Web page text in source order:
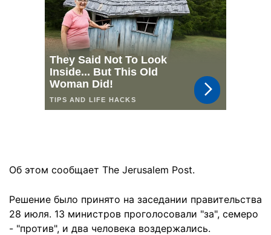
Об этом сообщает The Jerusalem Post.
Решение было принято на заседании правительства
28 июля. 13 министров проголосовали "за", семеро
- "против", и два человека воздержались.